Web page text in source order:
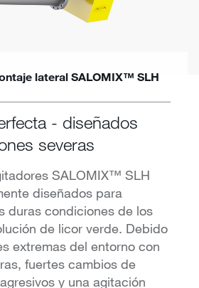
lateral SALOMIX™ SLH
- diseñados
severas
SALOMIX™ SLH
diseñados para
duras condiciones de los
de licor verde. Debido
extremas del entorno con
fuertes cambios de
y una agitación